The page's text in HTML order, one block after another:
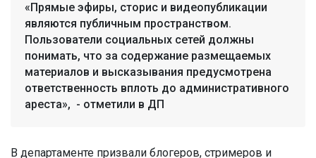
«Прямые эфиры, сторис и видеопубликации
являются публичным пространством.
Пользователи социальных сетей должны
понимать, что за содержание размещаемых
материалов и высказывания предусмотрена
ответственность вплоть до административного
ареста», - отметили в ДП
В департаменте призвали блогеров, стримеров и